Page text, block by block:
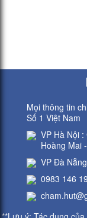
Mọi thông tin
Số 1 Việt Nam
VP Hà Nội
Hoàng Mai
VP Đà
0983 146